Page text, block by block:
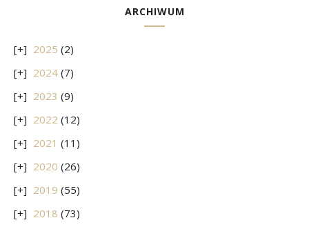
ARCHIWUM
2025 (2)
2024 (7)
2023 (9)
2022 (12)
2021 (11)
2020 (26)
2019 (55)
2018 (73)